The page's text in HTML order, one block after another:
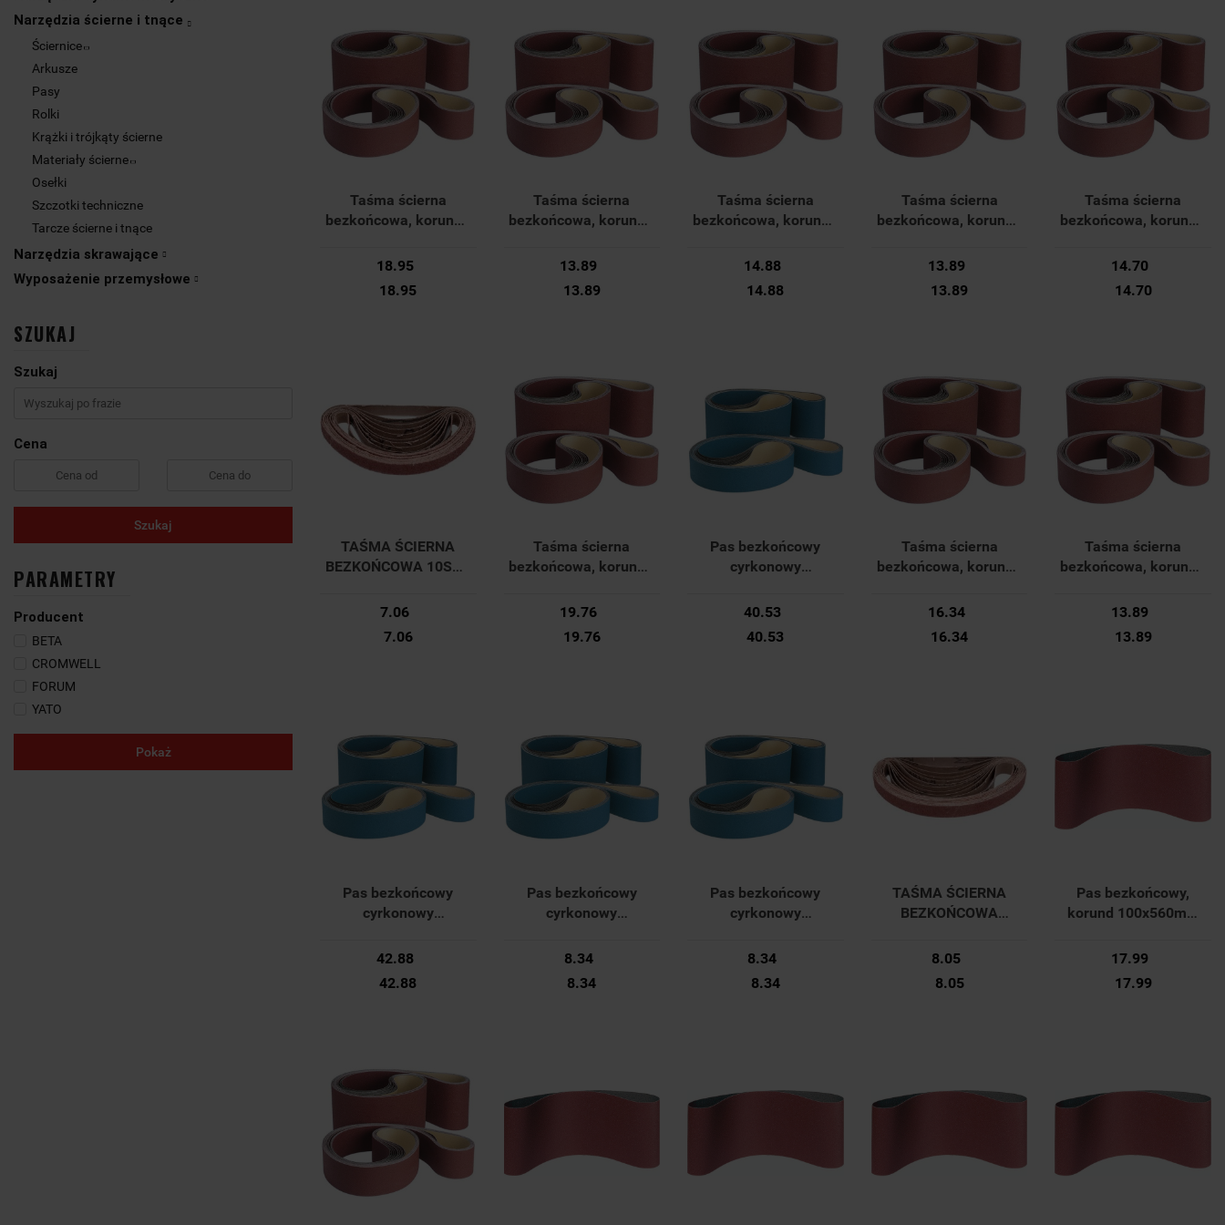
Narzędzia ścierne i tnące
Ściernice
Arkusze
Pasy
Rolki
Krążki i trójkąty ścierne
Materiały ścierne
Osełki
Szczotki techniczne
Tarcze ścierne i tnące
Narzędzia skrawające
Wyposażenie przemysłowe
SZUKAJ
Szukaj
Cena
Szukaj
PARAMETRY
Producent
BETA
CROMWELL
FORUM
YATO
Pokaż
Taśma ścierna
bezkońcowa, korund -
42 36118 022 Forum
18.95
18.95
Taśma ścierna
bezkońcowa, korund -
36117 028 Forum
13.89
13.89
Taśma ścierna
bezkońcowa, korund -
36117 013 Forum
14.88
14.88
Taśma ścierna
bezkońcowa, korund -
36117 022 Forum
13.89
13.89
Taśma ścierna
bezkońcowa, korund -
36117 016 Forum
14.70
14.70
TAŚMA ŚCIERNA
BEZKOŃCOWA 10SZT
09744 YATO
7.06
7.06
Taśma ścierna
bezkońcowa, korund -
36118 016 Forum
19.76
19.76
Pas bezkońcowy
cyrkonowy
36153 025 Forum
40.53
40.53
Taśma ścierna
bezkońcowa, korund -
36117 010 Forum
16.34
16.34
Taśma ścierna
bezkońcowa, korund -
36117 019 Forum
13.89
13.89
Pas bezkońcowy
cyrkonowy
36153 022 Forum
42.88
42.88
Pas bezkońcowy
cyrkonowy
36148 031 Forum
8.34
8.34
Pas bezkońcowy
cyrkonowy
36148 025 Forum
8.34
8.34
TAŚMA ŚCIERNA
BEZKOŃCOWA
20x520MM YT-09748
8.05
8.05
Pas bezkońcowy,
korund 100x560mm
Forum
17.99
17.99